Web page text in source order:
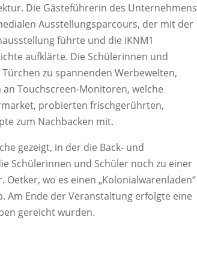
Die Gästeführerin des Unternehmens
Ausstellungsparcours, der mit der
führte und die IKNM1
aufklärte. Die Schülerinnen und
zu spannenden Werbewelten,
Touchscreen-Monitoren, welche
probierten frischgerührten,
zum Nachbacken mit.
gezeigt, in der die Back- und
Schülerinnen und Schüler noch zu einer
wo es einen „Kolonialwarenladen“
Am Ende der Veranstaltung erfolgte eine
gereicht wurden.